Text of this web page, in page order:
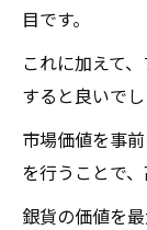
目です。
これに加えて
すると良いでし
市場価値を事
を行うことで
銀貨の価値を